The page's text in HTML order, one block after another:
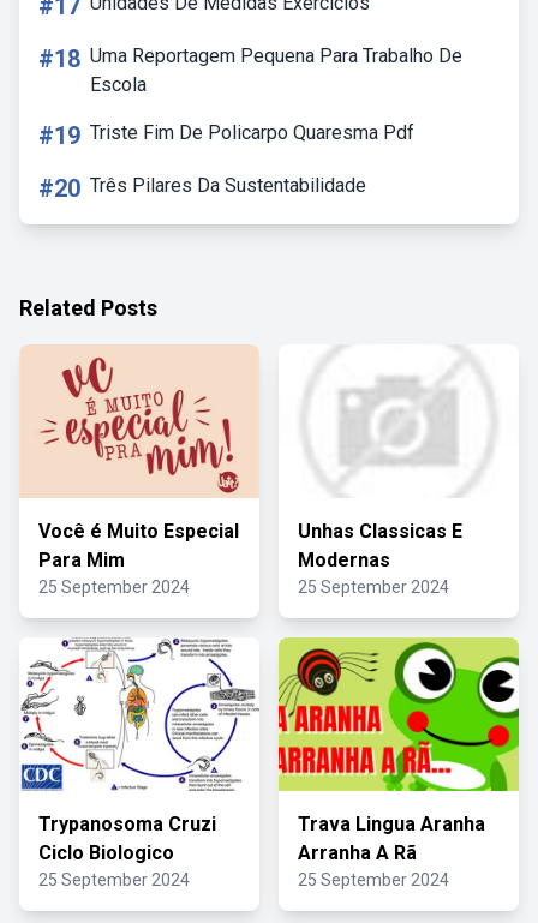
#17
#18 Uma Reportagem Pequena Para Trabalho De
Escola
#19 Triste Fim De Policarpo Quaresma Pdf
#20 Três Pilares Da Sustentabilidade
Related Posts
Você é Muito Especial
Para Mim
25 September 2024
Unhas Classicas E
Modernas
25 September 2024
Trypanosoma Cruzi
Ciclo Biologico
25 September 2024
Trava Lingua Aranha
Arranha A Rã
25 September 2024